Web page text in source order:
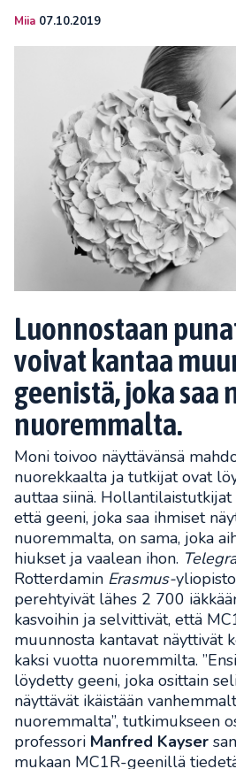
Miia 07.10.2019
Luonnostaan
voivat kantaa
geenistä, joka saa
nuoremmalta.
Moni toivoo näyttävänsä
nuorekkaalta ja tutkijat ovat
auttaa siinä.
että geeni, joka saa ihmiset
nuoremmalta, on sama, joka
hiukset ja vaalean ihon.
Rotterdamin Erasmus-
perehtyivät lähes 2 700
kasvoihin ja selvittivät, että
muunnosta kantavat näyttivät
kaksi vuotta nuoremmilta.
löydetty geeni, joka osittain
näyttävät ikäistään
nuoremmalta”, tutkimukseen
professori Manfred Kayser
mukaan MC1R-geenillä